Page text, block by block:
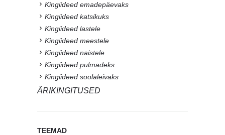
Kingiideed emadepäevaks
Kingiideed katsikuks
Kingiideed lastele
Kingiideed meestele
Kingiideed naistele
Kingiideed pulmadeks
Kingiideed soolaleivaks
ÄRIKINGITUSED
TEEMAD